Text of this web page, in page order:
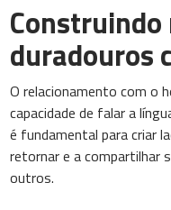
duradouros
O relacionamento com o
capacidade de falar a
é fundamental para criar
retornar e a compartilhar
outros.